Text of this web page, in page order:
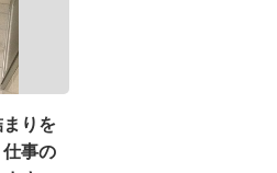
まりを
事の